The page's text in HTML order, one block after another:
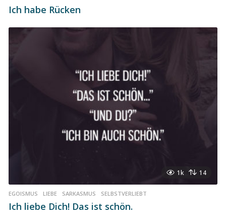
Ich habe Rücken
1k 14
EGOISMUS ,LIEBE ,SARKASMUS ,SELBSTVERLIEBT
Ich liebe Dich! Das ist schön.